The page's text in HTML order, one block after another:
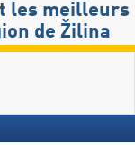
les meilleurs
de Žilina